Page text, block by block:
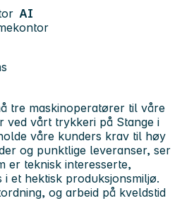
AI
tre maskinoperatører til våre
ved vårt trykkeri på Stange i
våre kunders krav til høy
og punktlige leveranser, ser
er teknisk interesserte,
i et hektisk produksjonsmiljø.
og arbeid på kveldstid